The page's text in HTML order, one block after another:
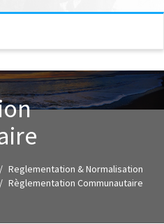
Reglementation & Normalisation
Règlementation Communautaire